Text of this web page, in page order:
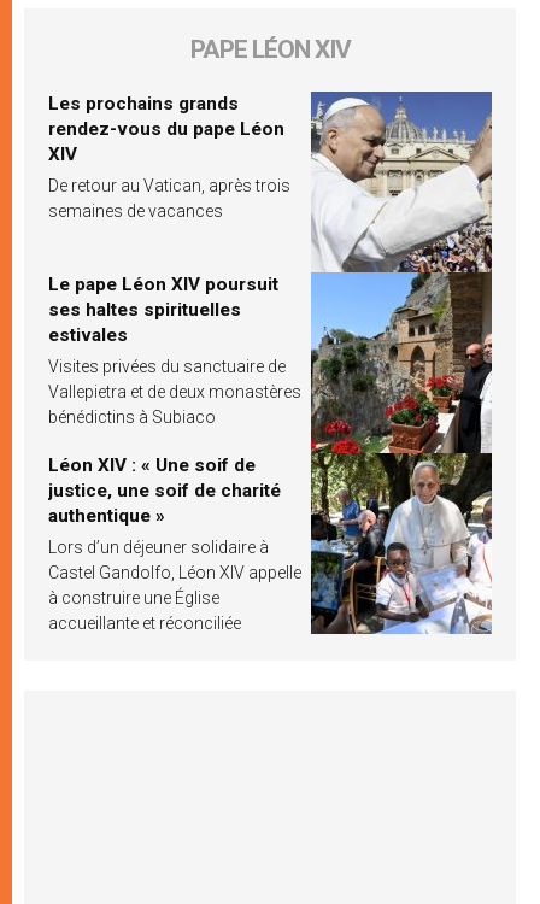
PAPE LÉON XIV
Les prochains grands
rendez-vous du pape Léon
XIV
De retour au Vatican, après trois
semaines de vacances
Le pape Léon XIV poursuit
ses haltes spirituelles
estivales
Visites privées du sanctuaire de
Vallepietra et de deux monastères
bénédictins à Subiaco
Léon XIV : « Une soif de
justice, une soif de charité
authentique »
Lors d’un déjeuner solidaire à
Castel Gandolfo, Léon XIV appelle
à construire une Église
accueillante et réconciliée